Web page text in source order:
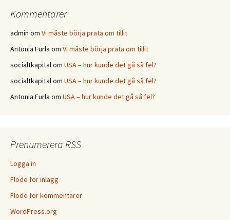
Kommentarer
admin om Vi måste börja prata om tillit
Antonia Furla om Vi måste börja prata om tillit
socialtkapitalom USA – hur kunde det gå så fel?
socialtkapitalom USA – hur kunde det gå så fel?
Antonia Furla om USA – hur kunde det gå så fel?
Prenumerera RSS
Logga in
Flöde för inlägg
Flöde för kommentarer
WordPress.org